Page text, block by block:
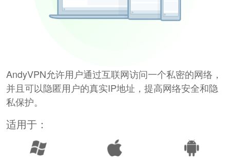
AndyVPN允许用户通过互联网访问一个私密的网络，
并且可以隐匿用户的真实IP地址，提高网络安全和隐
私保护。
适用于：